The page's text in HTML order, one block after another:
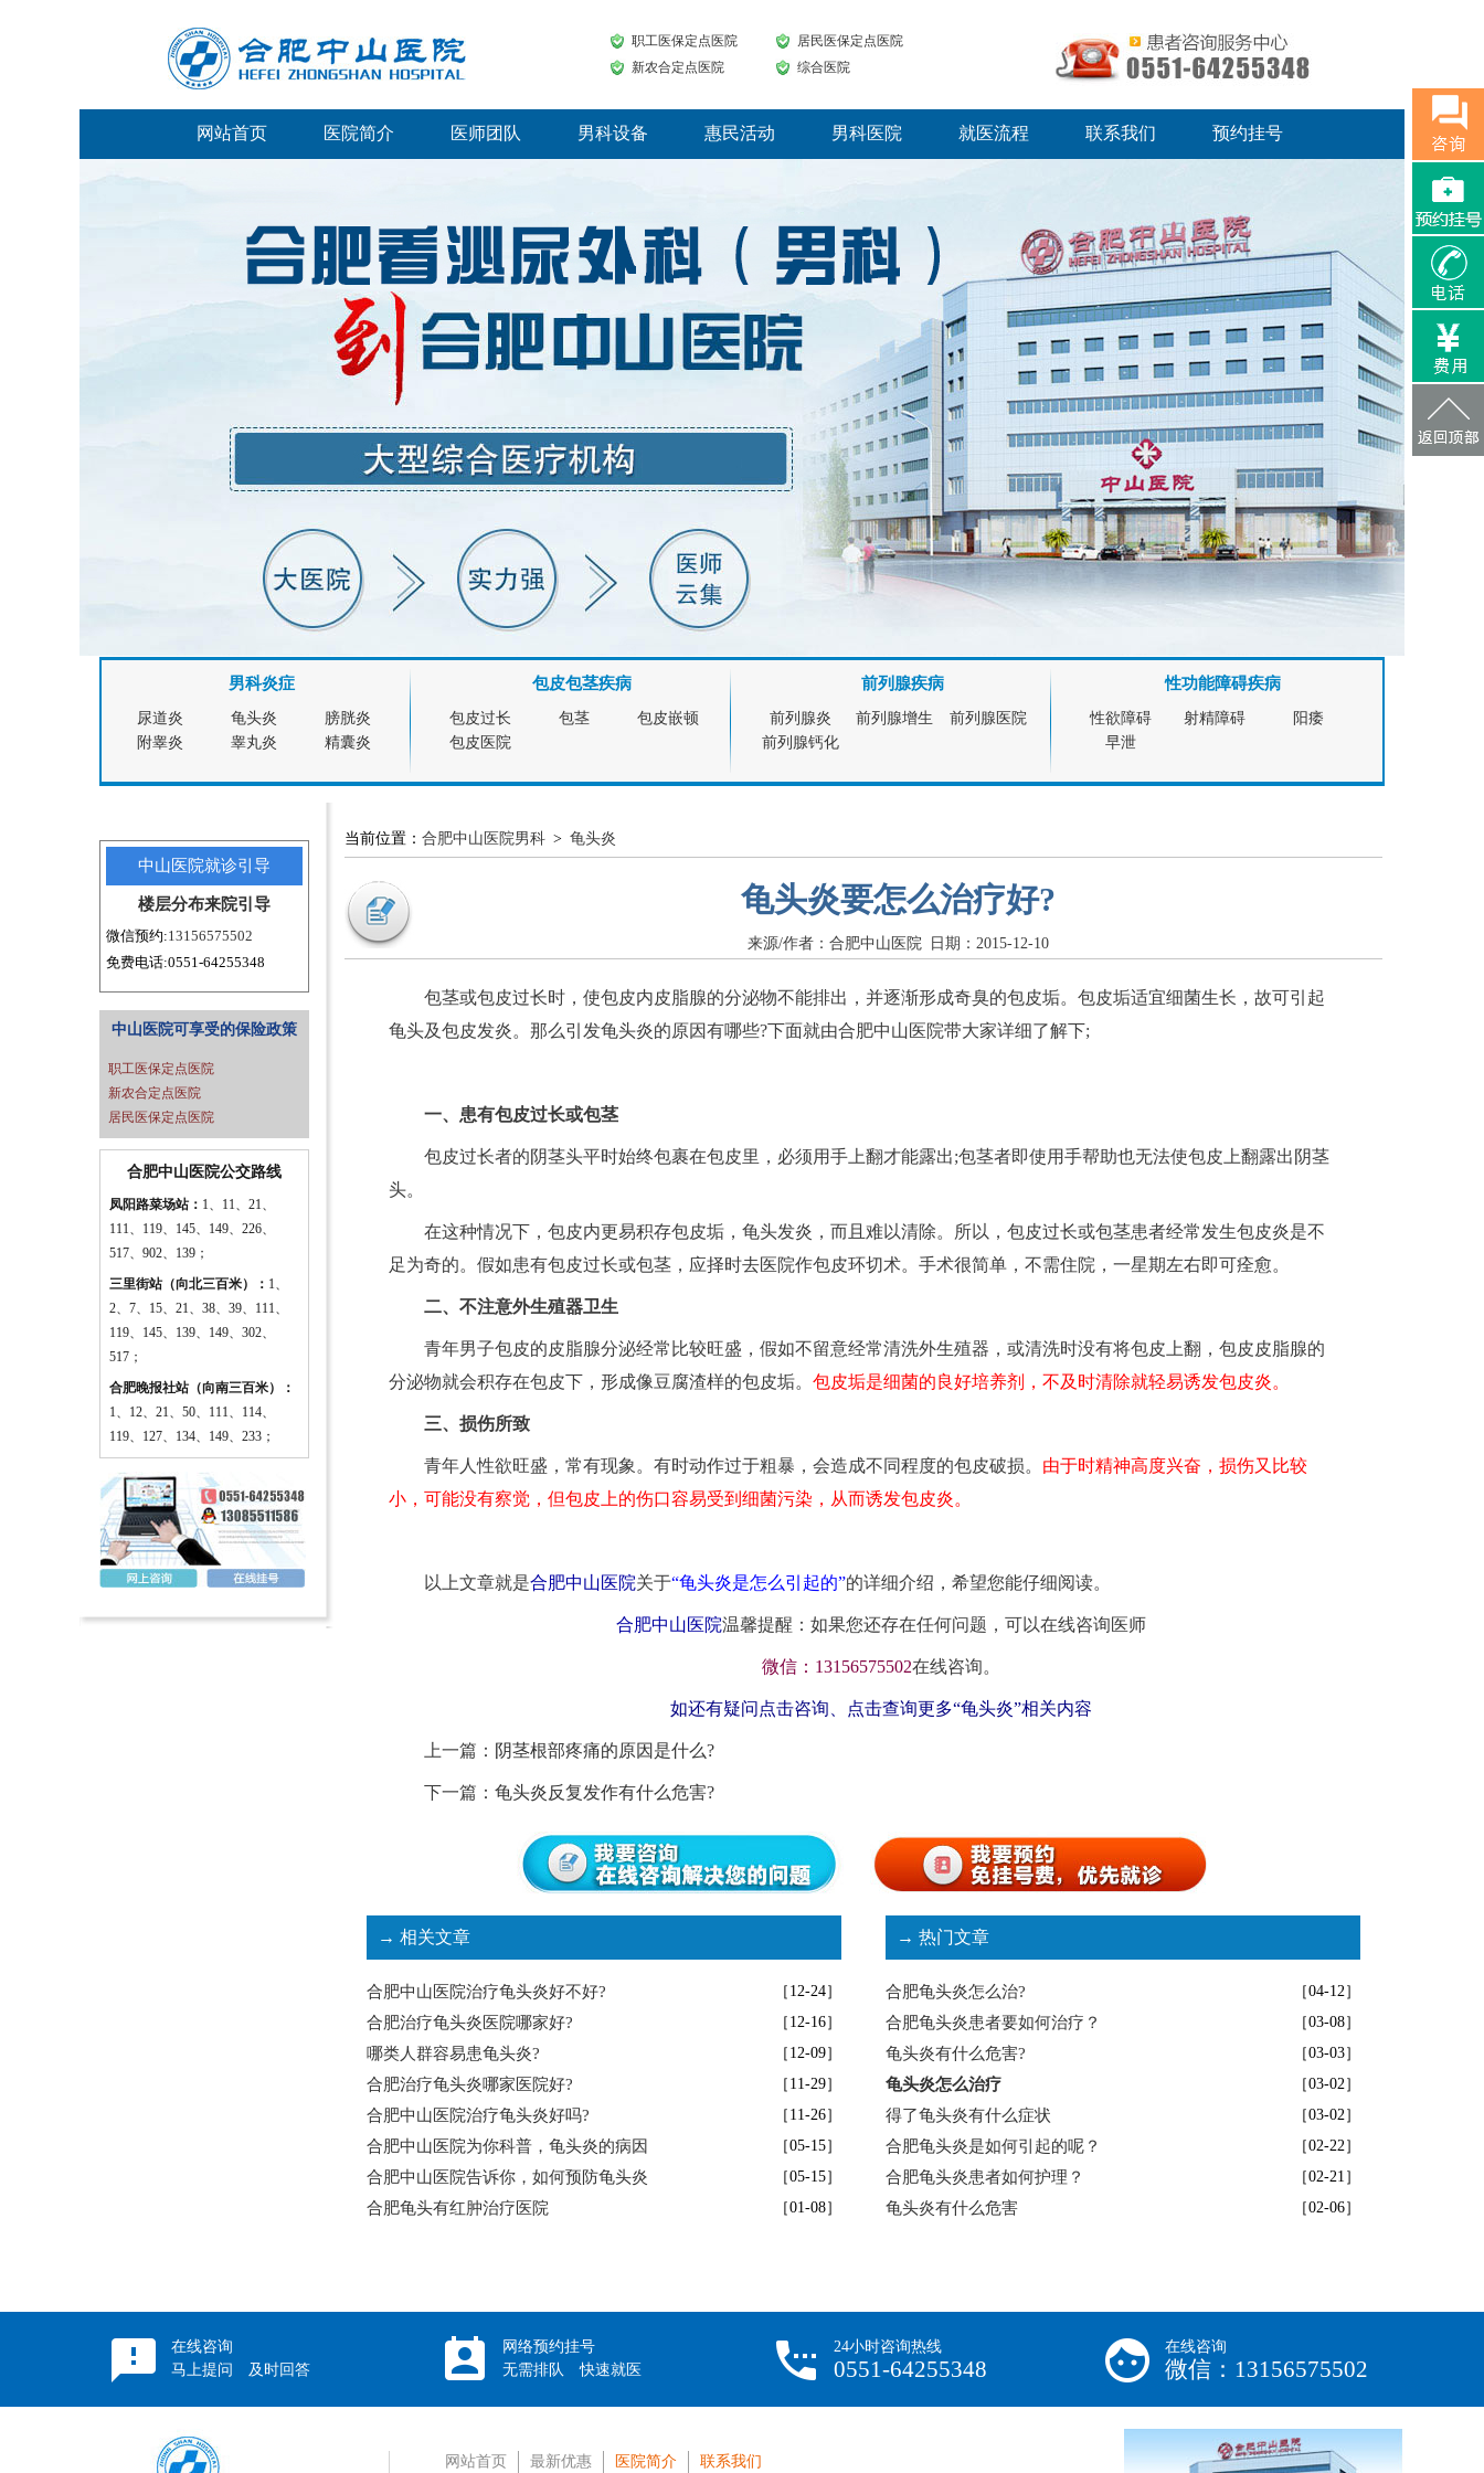
职工医保定点医院
居民医保定点医院
新农合定点医院
综合医院
网站首页 医院简介 医师团队 男科设备 惠民活动 男科医院 就医流程 联系我们 预约挂号
男科炎症
尿道炎 龟头炎
膀胱炎
附睾炎
睾丸炎 精囊炎
包皮包茎疾病
包皮过长 包茎
包皮嵌顿
包皮医院
前列腺疾病
前列腺炎 前列腺增生
前列腺医院
前列腺钙化
性功能障碍疾病
性欲障碍 射精障碍
阳痿
早泄
中山医院就诊引导
楼层分布来院引导
微信预约:13156575502
免费电话:0551-64255348
中山医院可享受的保险政策
职工医保定点医院
新农合定点医院
居民医保定点医院
合肥中山医院公交路线
凤阳路菜场站： 1、11、21、
111、119、145、149、226、
517、902、139；
三里街站（向北三百米）： 1、
2、7、15、21、38、39、111、
119、145、139、149、302、
517；
合肥晚报社站（向南三百米）：
1、12、21、50、111、114、
119、127、134、149、233；
当前位置： 合肥中山医院男科 > 龟头炎
龟头炎要怎么治疗好?
来源/作者：合肥中山医院 日期：2015-12-10
包茎或包皮过长时，使包皮内皮脂腺的分泌物不能排出，并逐渐形成奇臭的包皮垢。包皮垢适宜细菌生长，故可引起
龟头及包皮发炎。那么引发龟头炎的原因有哪些?下面就由合肥中山医院带大家详细了解下;
一、患有包皮过长或包茎
包皮过长者的阴茎头平时始终包裹在包皮里，必须用手上翻才能露出;包茎者即使用手帮助也无法使包皮上翻露出阴茎
头。
在这种情况下，包皮内更易积存包皮垢，龟头发炎，而且难以清除。所以，包皮过长或包茎患者经常发生包皮炎是不
足为奇的。假如患有包皮过长或包茎，应择时去医院作包皮环切术。手术很简单，不需住院，一星期左右即可痊愈。
二、不注意外生殖器卫生
青年男子包皮的皮脂腺分泌经常比较旺盛，假如不留意经常清洗外生殖器，或清洗时没有将包皮上翻，包皮皮脂腺的
分泌物就会积存在包皮下，形成像豆腐渣样的包皮垢。 包皮垢是细菌的良好培养剂，不及时清除就轻易诱发包皮炎。
三、损伤所致
青年人性欲旺盛，常有现象。有时动作过于粗暴，会造成不同程度的包皮破损。 由于时精神高度兴奋，损伤又比较
小，可能没有察觉，但包皮上的伤口容易受到细菌污染，从而诱发包皮炎。
以上文章就是合肥中山医院关于“龟头炎是怎么引起的”的详细介绍，希望您能仔细阅读。
合肥中山医院温馨提醒：如果您还存在任何问题，可以在线咨询医师
微信：13156575502在线咨询。
如还有疑问点击咨询、点击查询更多“龟头炎”相关内容
上一篇： 阴茎根部疼痛的原因是什么?
下一篇： 龟头炎反复发作有什么危害?
→ 相关文章
［12-24］
合肥中山医院治疗龟头炎好不好?
［12-16］
合肥治疗龟头炎医院哪家好?
［12-09］
哪类人群容易患龟头炎?
［11-29］
合肥治疗龟头炎哪家医院好?
［11-26］
合肥中山医院治疗龟头炎好吗?
［05-15］
合肥中山医院为你科普，龟头炎的病因
［05-15］
合肥中山医院告诉你，如何预防龟头炎
［01-08］
合肥龟头有红肿治疗医院
→ 热门文章
［04-12］
合肥龟头炎怎么治?
［03-08］
合肥龟头炎患者要如何治疗？
［03-03］
龟头炎有什么危害?
［03-02］
龟头炎怎么治疗
［03-02］
得了龟头炎有什么症状
［02-22］
合肥龟头炎是如何引起的呢？
［02-21］
合肥龟头炎患者如何护理？
［02-06］
龟头炎有什么危害
在线咨询
马上提问 及时回答
网络预约挂号
无需排队 快速就医
24小时咨询热线
0551-64255348
在线咨询
微信：13156575502
网站首页 最新优惠 医院简介 联系我们